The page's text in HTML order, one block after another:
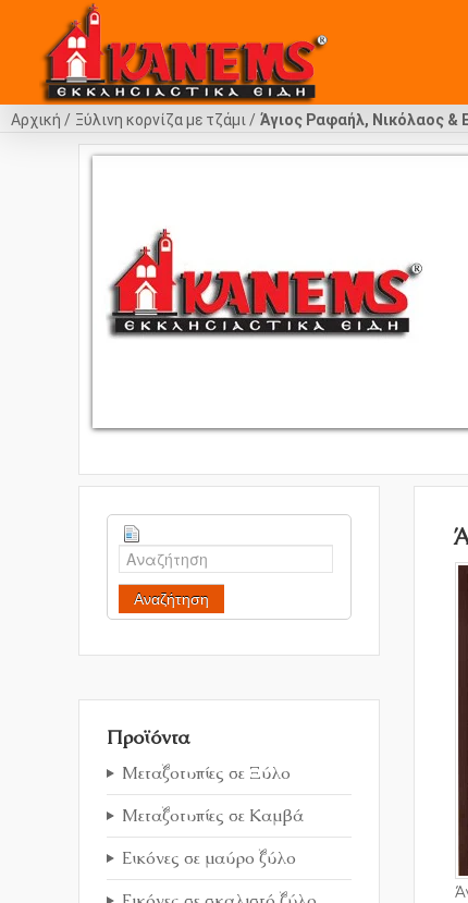
Αρχική Ξύλινη κορνίζα με τζάμι Άγιος Ραφαήλ, Νικόλαος &
Αναζήτηση
Προϊόντα
Μεταξοτυπίες σε Ξύλο
Μεταξοτυπίες σε Καμβά
Εικόνες σε μαύρο ξύλο